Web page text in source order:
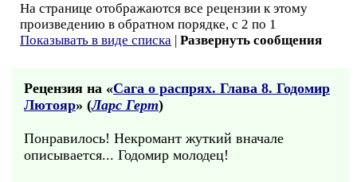
На странице отображаются все рецензии к этому
произведению в обратном порядке, с 2 по 1
Показывать в виде списка | Развернуть сообщения
Рецензия на «Сага о распрях. Глава 8. Годомир
Лютояр» (Ларс Герт)
Понравилось! Некромант жуткий вначале
описывается... Годомир молодец!